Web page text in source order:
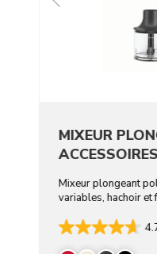
MIXEUR
ACCESSOIRES
Mixeur plongeant
variables, hachoir et